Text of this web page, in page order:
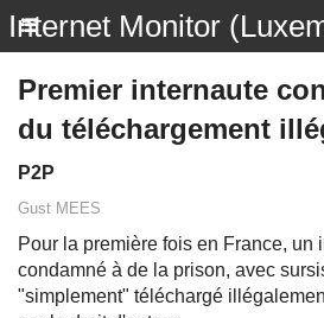
Internet Monitor
Premier internaute
du téléchargement
P2P
Gust MEES
Pour la première fois en France, un
condamné à de la prison, avec
"simplement" téléchargé